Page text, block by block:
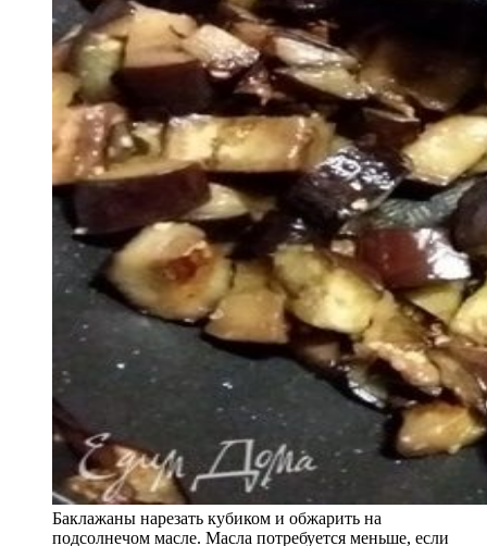
Баклажаны нарезать кубиком и обжарить на
подсолнечом масле. Масла потребуется меньше, если